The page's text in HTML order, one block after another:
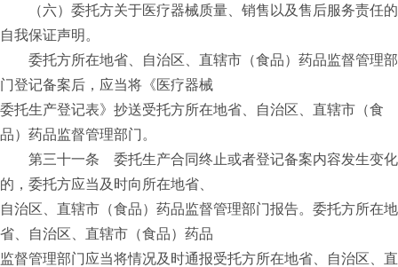
（六）委托方关于医疗器械质量、销售以及售后服务责任的
自我保证声明。
委托方所在地省、自治区、直辖市（食品）药品监督管理部
门登记备案后，应当将《医疗器械
委托生产登记表》抄送受托方所在地省、自治区、直辖市（食
品）药品监督管理部门。
第三十一条 委托生产合同终止或者登记备案内容发生变化
的，委托方应当及时向所在地省、
自治区、直辖市（食品）药品监督管理部门报告。委托方所在地
省、自治区、直辖市（食品）药品
监督管理部门应当将情况及时通报受托方所在地省、自治区、直